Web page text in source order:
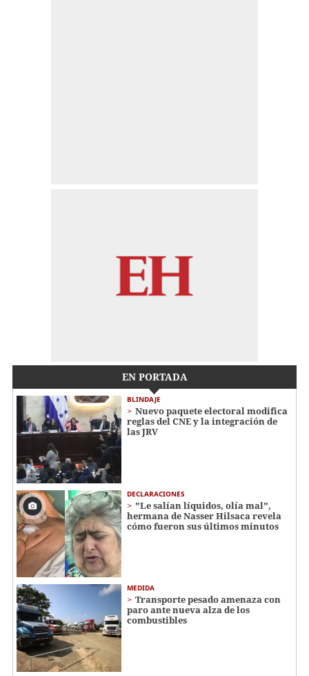
EN PORTADA
BLINDAJE
Nuevo paquete electoral modifica
reglas del CNE y la integración de
las JRV
DECLARACIONES
"Le salían líquidos, olía mal",
hermana de Nasser Hilsaca revela
cómo fueron sus últimos minutos
MEDIDA
Transporte pesado amenaza con
paro ante nueva alza de los
combustibles